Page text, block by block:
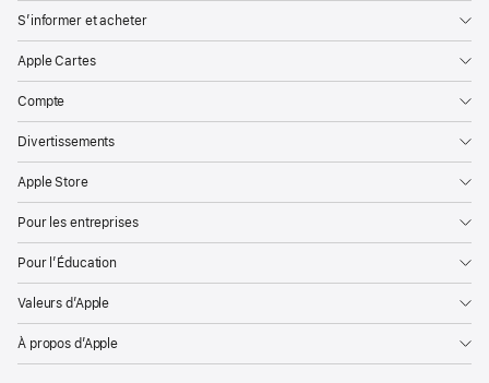
S’informer et acheter
Apple Cartes
Compte
Divertissements
Apple Store
Pour les entreprises
Pour l’Éducation
Valeurs d’Apple
À propos d’Apple